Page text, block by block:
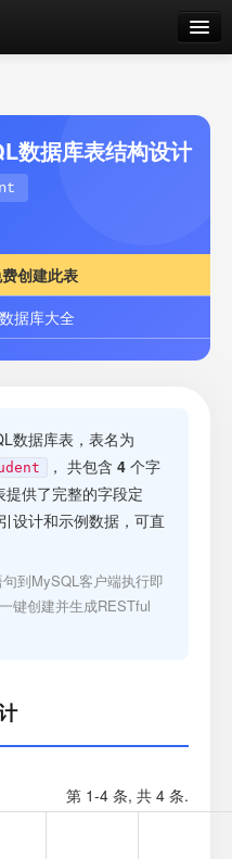
数据库表结构设计
创建此表
据库大全
数据库表，表名为
， 共包含 4 个字
提供了完整的字段定
设计和示例数据，可直
到MySQL客户端执行即
键创建并生成RESTful
第 1-4 条, 共 4 条.